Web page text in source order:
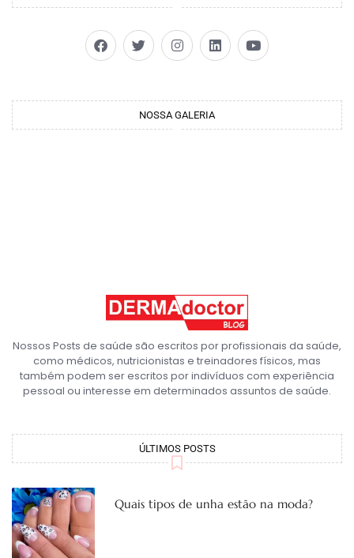
NOSSA GALERIA
Nossos Posts de saúde são escritos por profissionais da saúde,
como médicos, nutricionistas e treinadores físicos, mas
também podem ser escritos por indivíduos com experiência
pessoal ou interesse em determinados assuntos de saúde.
ÚLTIMOS POSTS
Quais tipos de unha estão na moda?